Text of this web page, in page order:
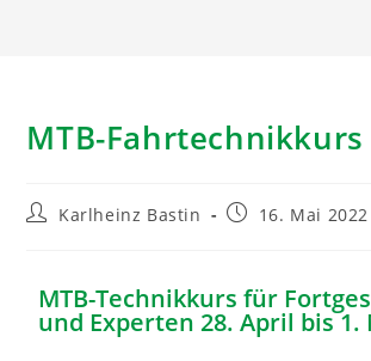
MTB-Fahrtechnikkurs
Karlheinz Bastin 16. Mai 2022
MTB-Technikkurs für
und Experten 28. April bis 1.